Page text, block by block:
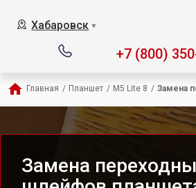
Хабаровск ▼
+7 (800)
Главная / Планшет / M5 Lite 8 / Замена
Замена